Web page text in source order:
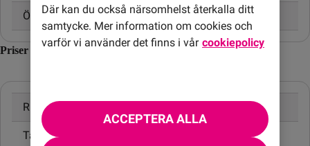
Öppningsavgift 0,99 kr
Priser inom Sydsudan
Ringa samtal
Ta emot samtal
Där kan du också närsomhelst återkalla ditt
samtycke. Mer information om cookies och
varför vi använder det finns i vår cookiepolicy
ACCEPTERA ALLA